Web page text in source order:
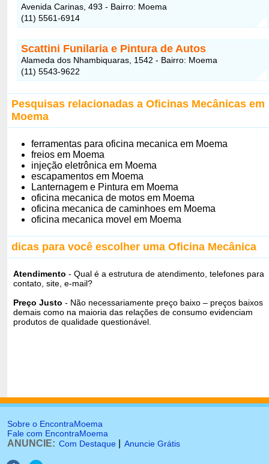
Avenida Carinas, 493 - Bairro: Moema
(11) 5561-6914
Scattini Funilaria e Pintura de Autos
Alameda dos Nhambiquaras, 1542 - Bairro: Moema
(11) 5543-9622
Pesquisas relacionadas a Oficinas Mecânicas em
Moema
ferramentas para oficina mecanica em Moema
freios em Moema
injeção eletrônica em Moema
escapamentos em Moema
Lanternagem e Pintura em Moema
oficina mecanica de motos em Moema
oficina mecanica de caminhoes em Moema
oficina mecanica movel em Moema
dicas para você escolher uma Oficina Mecânica
Atendimento - Qual é a estrutura de atendimento, telefones para
contato, site, e-mail?
Preço Justo - Não necessariamente preço baixo – preços baixos
demais como na maioria das relações de consumo evidenciam
produtos de qualidade questionável.
Sobre o EncontraMoema
Fale com EncontraMoema
ANUNCIE: Com Destaque Anuncie Grátis